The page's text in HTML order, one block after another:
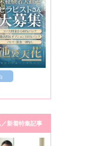
新着特集記事